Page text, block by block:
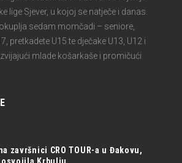
lige Sjever, u kojoj se natječe i danas.
sedam momčadi – seniore,
pretkadete U15 te dječake U13, U12 i
mlade košarkaše i promičući
završnici CRO TOUR-a u Đakovu,